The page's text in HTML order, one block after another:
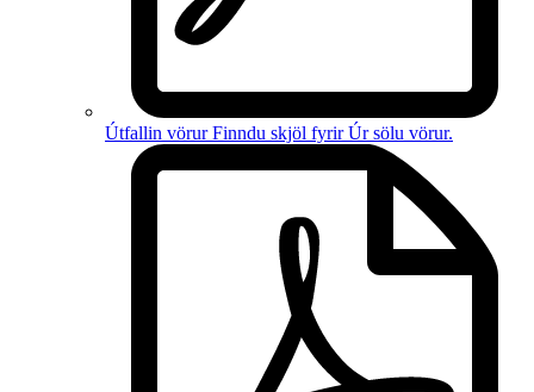
Útfallin vörur Finndu skjöl fyrirÚr sölu vörur.